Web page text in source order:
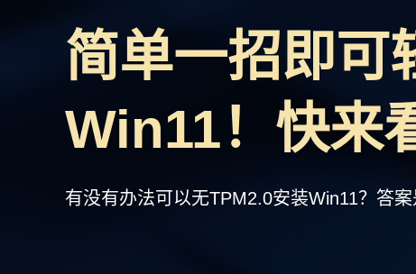
简单一招即可
Win11！快来
有没有办法可以无TPM2.0安装Win11？答